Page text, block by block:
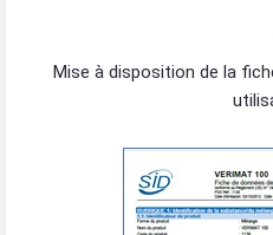
Mise à disposition de la